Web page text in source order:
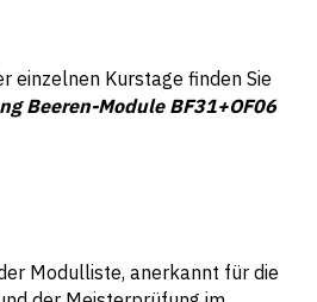
einzelnen Kurstage finden Sie
Beeren-Module BF31+OF06
Modulliste, anerkannt für die